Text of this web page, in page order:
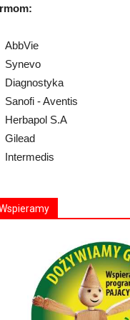
AbbVie
Synevo
Diagnostyka
Sanofi - Aventis
Herbapol S.A
Gilead
Intermedis